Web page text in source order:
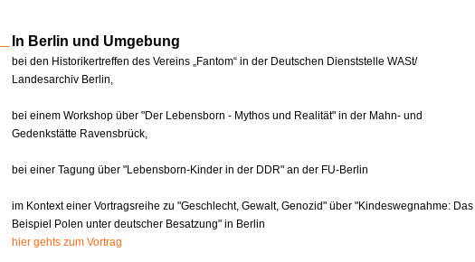
In Berlin und Umgebung
bei den Historikertreffen des Vereins „Fantom“ in der Deutschen Dienststelle WASt/
Landesarchiv Berlin,
bei einem Workshop über "Der Lebensborn - Mythos und Realität" in der Mahn- und
Gedenkstätte Ravensbrück,
bei einer Tagung über "Lebensborn-Kinder in der DDR" an der FU-Berlin
im Kontext einer Vortragsreihe zu "Geschlecht, Gewalt, Genozid" über "Kindeswegnahme: Das
Beispiel Polen unter deutscher Besatzung" in Berlin
hier gehts zum Vortrag